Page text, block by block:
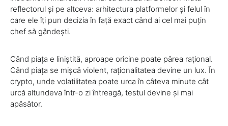
reflectorul și pe altceva: arhitectura platformelor și felul în
care ele îți pun decizia în față exact când ai cel mai puțin
chef să gândești.
Când piața e liniștită, aproape oricine poate părea rațional.
Când piața se mișcă violent, raționalitatea devine un lux. În
crypto, unde volatilitatea poate urca în câteva minute cât
urcă altundeva într-o zi întreagă, testul devine și mai
apăsător.